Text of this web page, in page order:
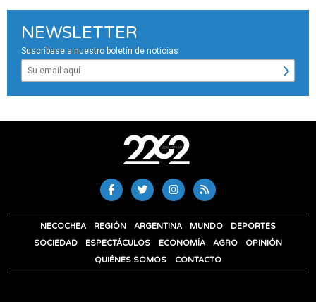
NEWSLETTER
Suscríbase a nuestro boletín de noticias
NECOCHEA REGIÓN ARGENTINA MUNDO
DEPORTES
SOCIEDAD
ESPECTÁCULOS ECONOMÍA AGRO
OPINIÓN
QUIÉNES SOMOS
CONTACTO